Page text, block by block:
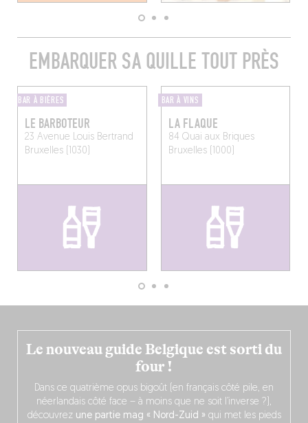
EMBARQUER SA QUILLE TOUT PRÈS
BAR À BIÈRES
LE BARBOTEUR
23 Avenue Louis Bertrand
Bruxelles (1030)
BAR À VINS
LA FLAQUE
84 Quai aux Briques
Bruxelles (1000)
Le nouveau guide Belgique est sorti du
four !
Dans ce quatrième opus bigoût (en français côté pile, en
néerlandais côté face – à moins que ne soit l’inverse ?),
découvrez une partie mag « Nord-Zuid » qui met les pieds